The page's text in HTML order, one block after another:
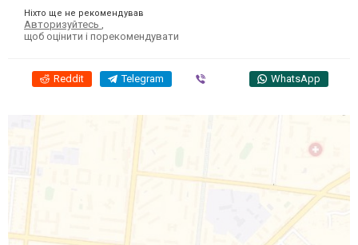
Ніхто ще не рекомендував
Авторизуйтесь
щоб оцінити і порекомендувати
Reddit Telegram WhatsApp